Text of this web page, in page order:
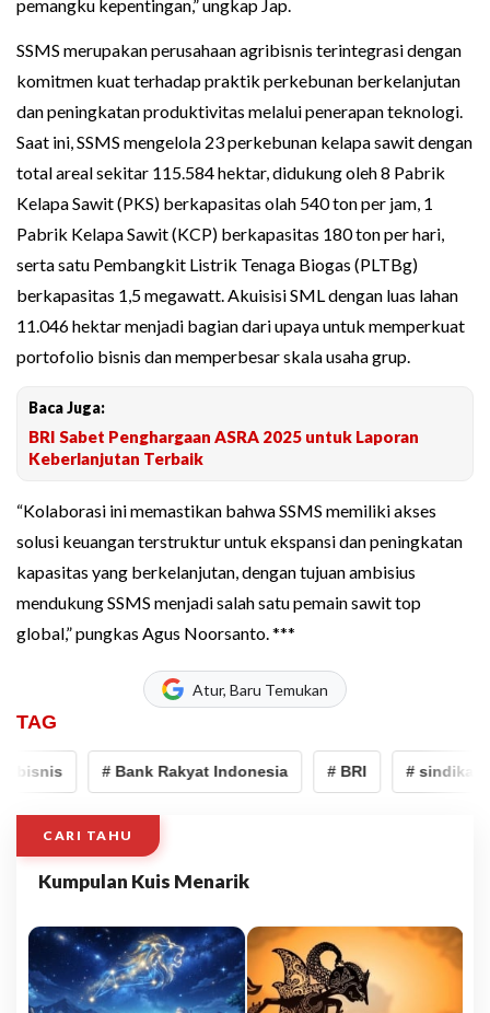
pemangku kepentingan,” ungkap Jap.
SSMS merupakan perusahaan agribisnis terintegrasi dengan
komitmen kuat terhadap praktik perkebunan berkelanjutan
dan peningkatan produktivitas melalui penerapan teknologi.
Saat ini, SSMS mengelola 23 perkebunan kelapa sawit dengan
total areal sekitar 115.584 hektar, didukung oleh 8 Pabrik
Kelapa Sawit (PKS) berkapasitas olah 540 ton per jam, 1
Pabrik Kelapa Sawit (KCP) berkapasitas 180 ton per hari,
serta satu Pembangkit Listrik Tenaga Biogas (PLTBg)
berkapasitas 1,5 megawatt. Akuisisi SML dengan luas lahan
11.046 hektar menjadi bagian dari upaya untuk memperkuat
portofolio bisnis dan memperbesar skala usaha grup.
Baca Juga:
BRI Sabet Penghargaan ASRA 2025 untuk Laporan
Keberlanjutan Terbaik
“Kolaborasi ini memastikan bahwa SSMS memiliki akses
solusi keuangan terstruktur untuk ekspansi dan peningkatan
kapasitas yang berkelanjutan, dengan tujuan ambisius
mendukung SSMS menjadi salah satu pemain sawit top
global,” pungkas Agus Noorsanto. ***
Atur, Baru Temukan
TAG
# Bank Rakyat Indonesia # BRI # sindikasi
CARI TAHU
Kumpulan Kuis Menarik